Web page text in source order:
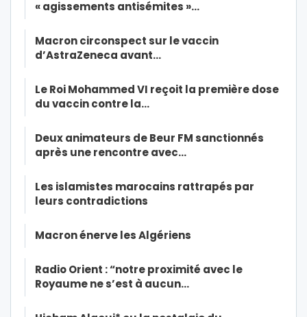
« agissements antisémites »…
Macron circonspect sur le vaccin
d’AstraZeneca avant…
Le Roi Mohammed VI reçoit la première dose
du vaccin contre la…
Deux animateurs de Beur FM sanctionnés
après une rencontre avec…
Les islamistes marocains rattrapés par
leurs contradictions
Macron énerve les Algériens
Radio Orient : “notre proximité avec le
Royaume ne s’est à aucun…